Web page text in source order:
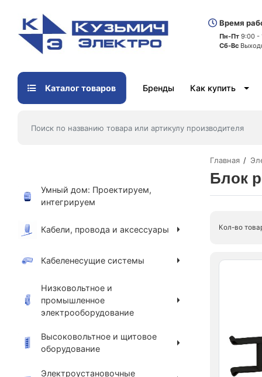
Время
Пн-Пт 9:00 -
Сб-Вс
Каталог товаров Бренды Как купить
Главная
Блок
Кол-во
Умный дом: Проектируем,
интегрируем
Кабели, провода и аксессуары
Кабеленесущие системы
Низковольтное и
промышленное
электрооборудование
Высоковольтное и щитовое
оборудование
Электроустановочные